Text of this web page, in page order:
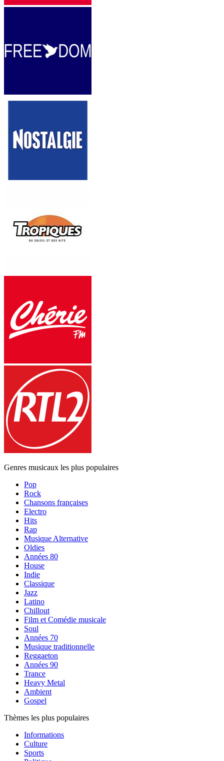
Genres musicaux les plus populaires
Pop
Rock
Chansons françaises
Electro
Hits
Rap
Musique Alternative
Oldies
Années 80
House
Indie
Classique
Jazz
Latino
Chillout
Film et Comédie musicale
Soul
Années 70
Musique traditionnelle
Reggaeton
Années 90
Trance
Heavy Metal
Ambient
Gospel
Thèmes les plus populaires
Informations
Culture
Sports